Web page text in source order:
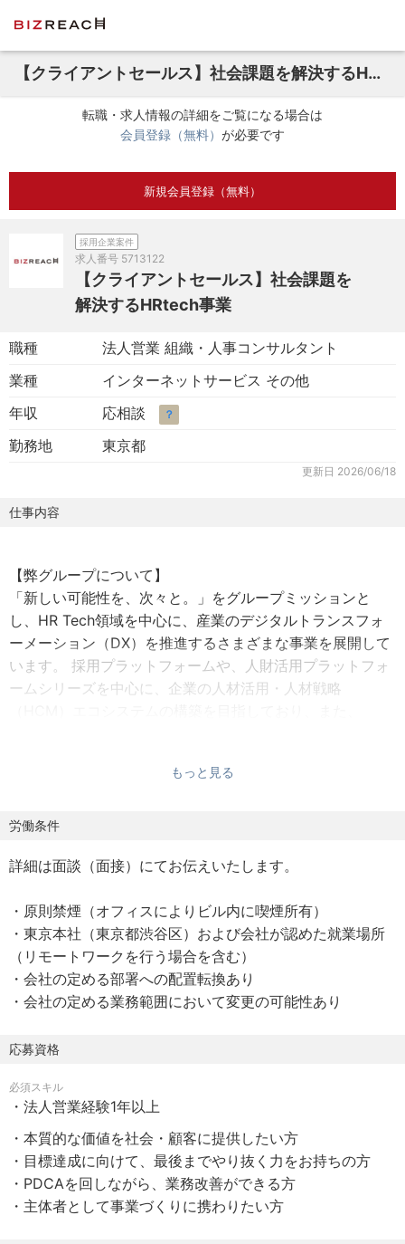
【クライアントセールス】社会課題を解決するHRtech事業
転職・求人情報の詳細をご覧になる場合は
会員登録（無料） が必要です
新規会員登録（無料）
採用企業案件
求人番号 5713122
【クライアントセールス】社会課題を
解決するHRtech事業
職種
法人営業 組織・人事コンサルタント
業種
インターネットサービス その他
年収
応相談 ？
勤務地 東京都
更新日 2026/06/18
仕事内容
【弊グループについて】
「新しい可能性を、次々と。」をグループミッションと
し、HR Tech領域を中心に、産業のデジタルトランスフォ
ーメーション（DX）を推進するさまざまな事業を展開して
います。 採用プラットフォームや、人財活用プラットフォ
ームシリーズを中心に、企業の人材活用・人材戦略
『「キャリアインフラ」になる』をビジョン、「キャリア
り、働き方の未来を支えるさまざまなインターネットサー
岡、広島に拠点を持つ。即戦力人材と企業をつなぐ転職サ
イト、人財活用プラットフォームシリーズ、挑戦する20代
の転職サイト、OB/OG訪問ネットワークサービスを展開。
産業のデジタルトランスフォーメーション（DX）を推進す
るさまざまな事業を展開するグループ会社において、主に
弊社の主幹事業である国内最大級のダイレクトリクルーテ
ィングサービスを運営する組織における、クライアントセ
ールスポジションでの募集となります。
更なる事業拡大に向け、より強固なビジネス開発組織構
築・体制強化を行います。
もっと見る
労働条件
詳細は面談（面接）にてお伝えいたします。
・原則禁煙（オフィスによりビル内に喫煙所有）
・東京本社（東京都渋谷区）および会社が認めた就業場所
（リモートワークを行う場合を含む）
・会社の定める部署への配置転換あり
・会社の定める業務範囲において変更の可能性あり
応募資格
必須スキル
・法人営業経験1年以上
・本質的な価値を社会・顧客に提供したい方
・目標達成に向けて、最後までやり抜く力をお持ちの方
・PDCAを回しながら、業務改善ができる方
・主体者として事業づくりに携わりたい方